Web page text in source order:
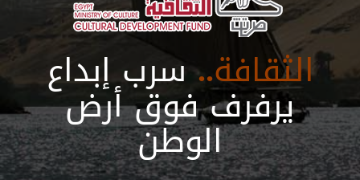
الثقافة..سرب إبداع
يرفرف فوق أرض
الوطن